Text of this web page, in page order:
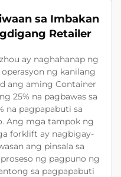
sa Imbakan
Retailer
ay naghahanap ng
ng kanilang
ang aming Container
25% na pagbawas sa
na pagpapabuti sa
Ang mga tampok ng
forklift ay nagbigay-
ang pinsala sa
ng pagpuno ng
sa pagpapabuti